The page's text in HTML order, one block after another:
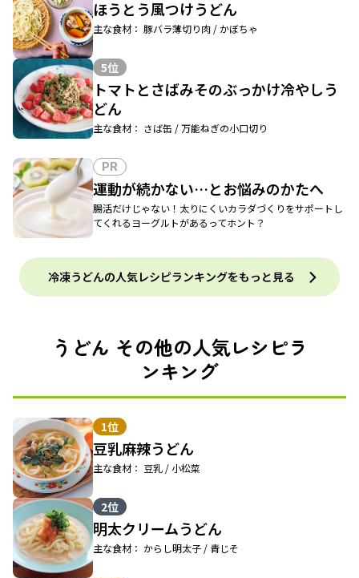
ほうとう風つけうどん
主な食材： 豚バラ薄切り肉 / かぼちゃ
5位
トマトとさばみそのぶっかけ冷やしう
どん
主な食材： さば缶 / 万能ねぎの小口切り
PR
運動が続かない…とお悩みのかたへ
腸活だけじゃない！太りにくいカラダづくりをサポートし
てくれるヨーグルトがあるってホント？
冷凍うどんの人気レシピランキングをもっと見る
うどん その他の人気レシピラ
ンキング
1位
豆乳麻辣うどん
主な食材： 豆乳 / 小松菜
2位
明太クリームうどん
主な食材： からし明太子 / 青じそ